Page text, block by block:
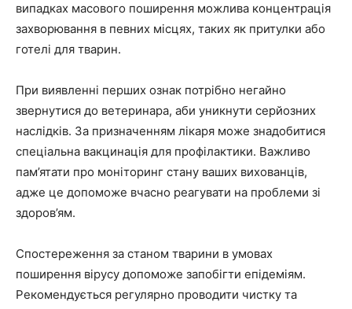
випадках масового поширення можлива концентрація
захворювання в певних місцях, таких як притулки або
готелі для тварин.
При виявленні перших ознак потрібно негайно
звернутися до ветеринара, аби уникнути серйозних
наслідків. За призначенням лікаря може знадобитися
спеціальна вакцинація для профілактики. Важливо
пам’ятати про моніторинг стану ваших вихованців,
адже це допоможе вчасно реагувати на проблеми зі
здоров’ям.
Спостереження за станом тварини в умовах
поширення вірусу допоможе запобігти епідеміям.
Рекомендується регулярно проводити чистку та